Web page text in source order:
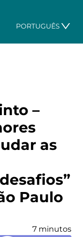
PORTUGUÊS
–
as
Paulo
7 minutos